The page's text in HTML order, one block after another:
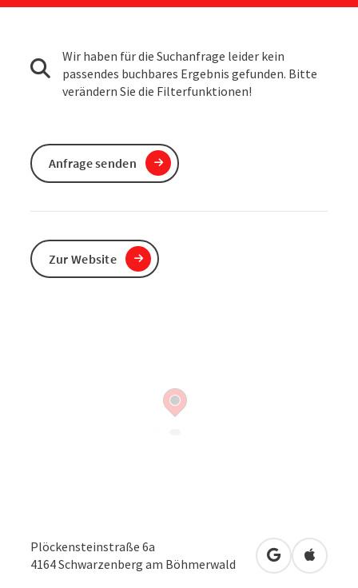
Plöckensteinstraße 6a
4164Schwarzenberg am Böhmerwald in Google
in
Wir haben für die Suchanfrage leider kein
passendes buchbares Ergebnis gefunden. Bitte
verändern Sie die Filterfunktionen!
Anfrage senden
Zur Website